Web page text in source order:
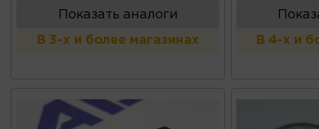
Показать аналоги
В 3-х и более магазинах В 4-х и